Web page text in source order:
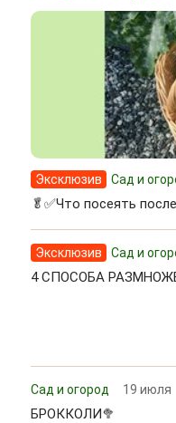
Эксклюзив Сад и
🥬✅Что посеять
Эксклюзив Сад и
4 СПОСОБА
Сад и огород 19 июля
БРОККОЛИ🥦